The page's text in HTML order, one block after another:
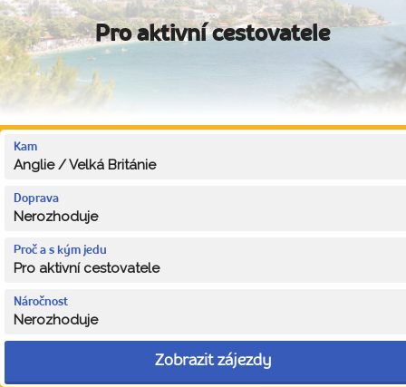
Pro aktivní cestovatele
Kam
Anglie / Velká Británie
Doprava
Nerozhoduje
Proč a s kým jedu
Pro aktivní cestovatele
Náročnost
Nerozhoduje
Zobrazit zájezdy